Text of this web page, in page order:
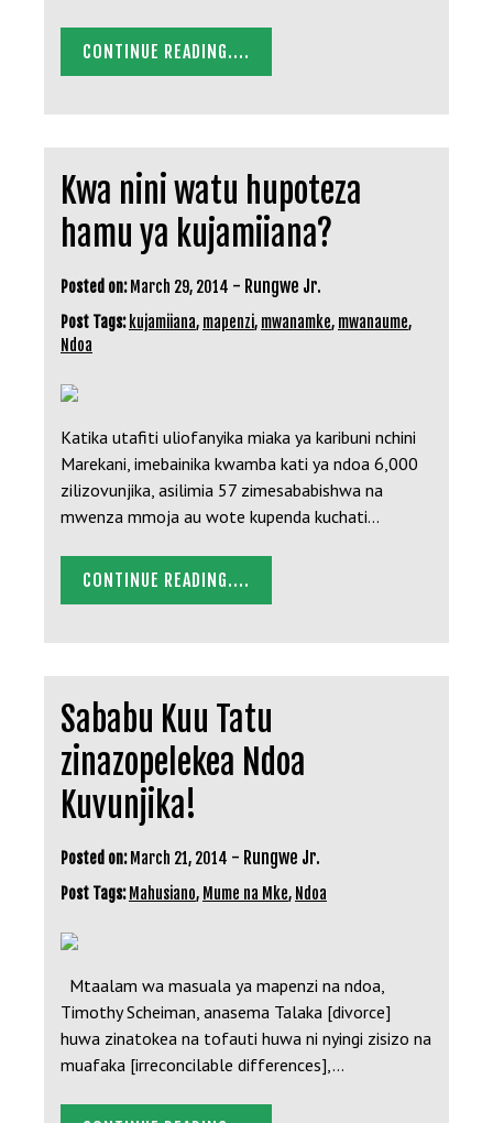
CONTINUE READING....
Kwa nini watu hupoteza
hamu ya kujamiiana?
Posted on: March 29, 2014 - Rungwe Jr.
Post Tags: kujamiiana, mapenzi, mwanamke, mwanaume,
Ndoa
Katika utafiti uliofanyika miaka ya karibuni nchini
Marekani, imebainika kwamba kati ya ndoa 6,000
zilizovunjika, asilimia 57 zimesababishwa na
mwenza mmoja au wote kupenda kuchati…
CONTINUE READING....
Sababu Kuu Tatu
zinazopelekea Ndoa
Kuvunjika!
Posted on: March 21, 2014 - Rungwe Jr.
Post Tags: Mahusiano, Mume na Mke, Ndoa
Mtaalam wa masuala ya mapenzi na ndoa,
Timothy Scheiman, anasema Talaka [divorce]
huwa zinatokea na tofauti huwa ni nyingi zisizo na
muafaka [irreconcilable differences],…